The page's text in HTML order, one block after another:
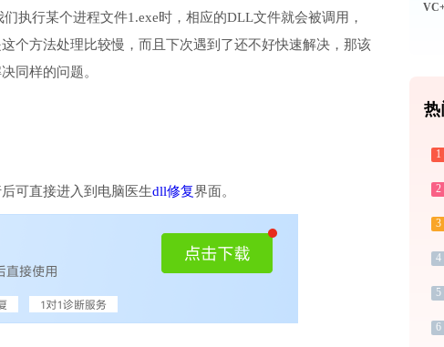
执行某个进程文件1.exe时，相应的DLL文件就会被调用，
个方法处理比较慢，而且下次遇到了还不好快速解决，那该
同样的问题。
可直接进入到电脑医生dll修复界面。
热
1
2
3
4
5
6